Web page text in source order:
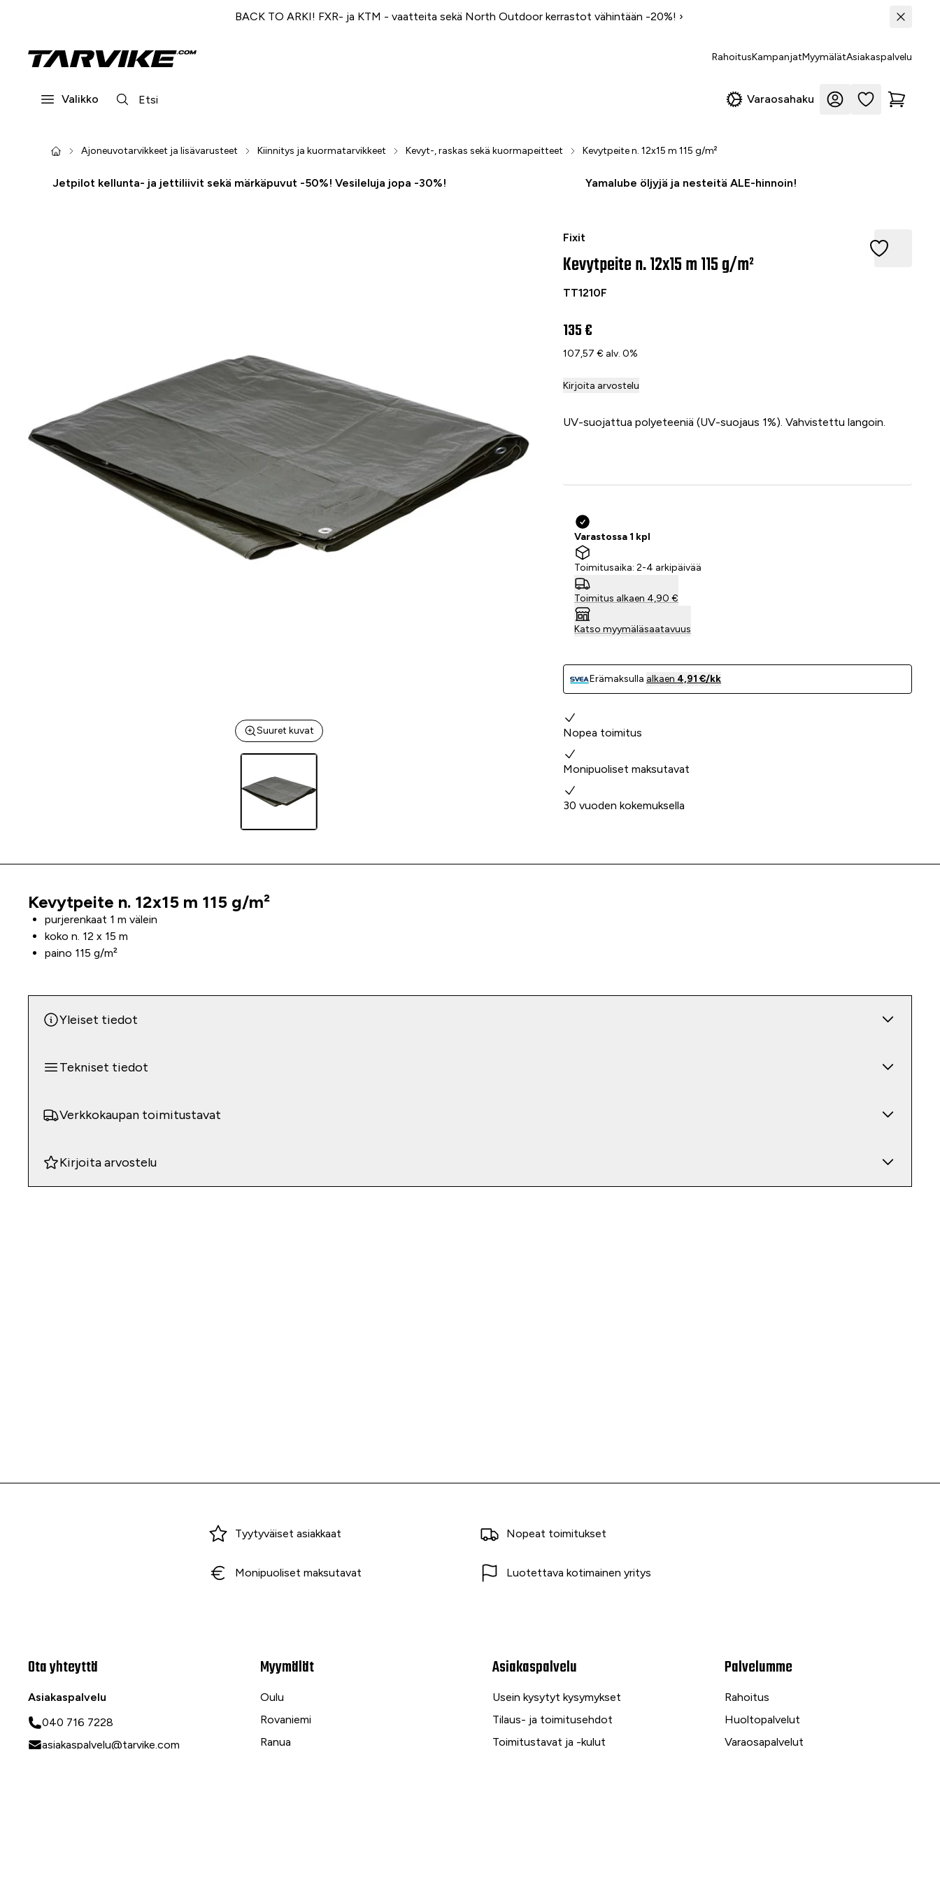
BACK TO ARKI! FXR- ja KTM - vaatteita sekä North Outdoor kerrastot vähintään -20%! ›
RahoitusKampanjatMyymälätAsiakaspalvelu
Valikko Varaosahaku
Ajoneuvotarvikkeet ja lisävarusteet Kiinnitys ja kuormatarvikkeet Kevyt-, raskas sekä kuormapeitteet Kevytpeite n. 12x15 m 115 g/m²
Jetpilot kellunta- ja jettiliivit sekä märkäpuvut -50%! Vesileluja jopa -30%! Yamalube öljyjä ja nesteitä ALE-hinnoin!
Suuret kuvat
Fixit
Kevytpeite n. 12x15 m 115 g/m²
Kevytpeite n. 12x15 m 115 g/m²
TT1210F
135 €
107,57 € alv. 0%
Kirjoita arvostelu
UV-suojattua polyeteeniä (UV-suojaus 1%). Vahvistettu langoin.
Varastossa 1 kpl
Toimitusaika: 2-4 arkipäivää
Toimitus alkaen 4,90 €
Katso myymäläsaatavuus
Erämaksulla alkaen 4,91 €/kk
Miksi valita meidät?
Nopea toimitus
Monipuoliset maksutavat
30 vuoden kokemuksella
Tuoteinfo
Kevytpeite n. 12x15 m 115 g/m²
purjerenkaat 1 m välein
koko n. 12 x 15 m
paino 115 g/m²
Yleiset tiedot
Tekniset tiedot
Verkkokaupan toimitustavat
Kirjoita arvostelu
Tyytyväiset asiakkaat Nopeat toimitukset
Monipuoliset maksutavat Luotettava kotimainen yritys
Ota yhteyttä
Asiakaspalvelu
040 716 7228
asiakaspalvelu@tarvike.com
Myymälät
Oulu
Rovaniemi
Ranua
Asiakaspalvelu
Usein kysytyt kysymykset
Tilaus- ja toimitusehdot
Toimitustavat ja -kulut
Palvelumme
Rahoitus
Huoltopalvelut
Varaosapalvelut